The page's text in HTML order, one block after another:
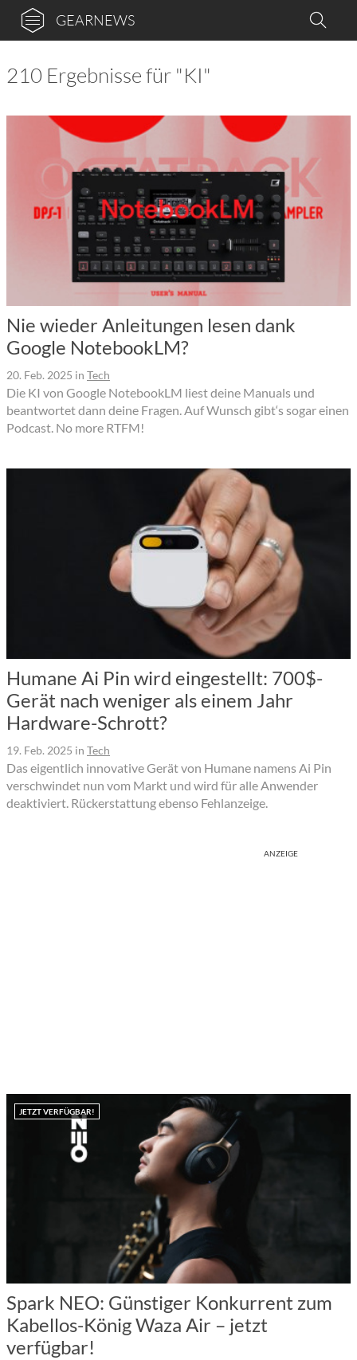
GEARNEWS
210 Ergebnisse für "KI"
Nie wieder Anleitungen lesen dank
Google NotebookLM?
20. Feb. 2025 in Tech
Die KI von Google NotebookLM liest deine Manuals und
beantwortet dann deine Fragen. Auf Wunsch gibt‘s sogar einen
Podcast. No more RTFM!
Humane Ai Pin wird eingestellt: 700$-
Gerät nach weniger als einem Jahr
Hardware-Schrott?
19. Feb. 2025 in Tech
Das eigentlich innovative Gerät von Humane namens Ai Pin
verschwindet nun vom Markt und wird für alle Anwender
deaktiviert. Rückerstattung ebenso Fehlanzeige.
ANZEIGE
JETZT VERFÜGBAR!
Spark NEO: Günstiger Konkurrent zum
Kabellos-König Waza Air – jetzt
verfügbar!